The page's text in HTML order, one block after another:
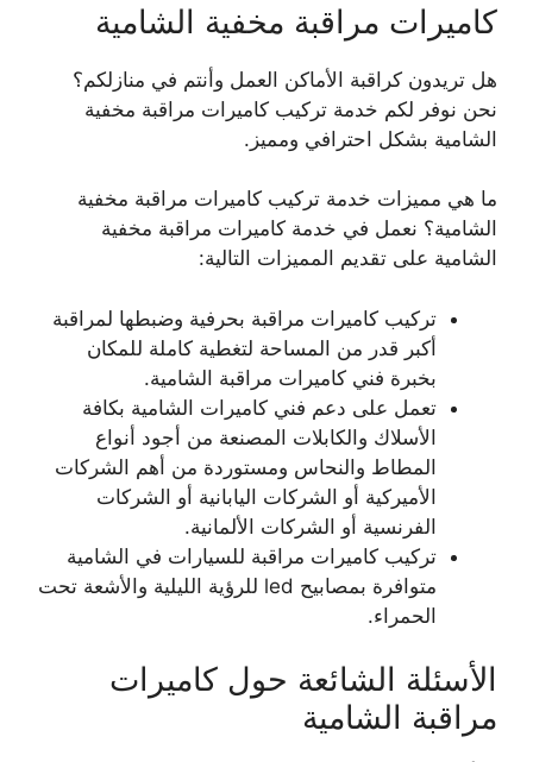
كاميرات مراقبة مخفية الشامية
هل تريدون كراقبة الأماكن العمل وأنتم في منازلكم؟
نحن نوفر لكم خدمة تركيب كاميرات مراقبة مخفية
الشامية بشكل احترافي ومميز.
ما هي مميزات خدمة تركيب كاميرات مراقبة مخفية
الشامية؟ نعمل في خدمة كاميرات مراقبة مخفية
الشامية على تقديم المميزات التالية:
تركيب كاميرات مراقبة بحرفية وضبطها لمراقبة
أكبر قدر من المساحة لتغطية كاملة للمكان
بخبرة فني كاميرات مراقبة الشامية.
تعمل على دعم فني كاميرات الشامية بكافة
الأسلاك والكابلات المصنعة من أجود أنواع
المطاط والنحاس ومستوردة من أهم الشركات
الأميركية أو الشركات اليابانية أو الشركات
الفرنسية أو الشركات الألمانية.
تركيب كاميرات مراقبة للسيارات في الشامية
متوافرة بمصابيح led للرؤية الليلية والأشعة تحت
الحمراء.
الأسئلة الشائعة حول كاميرات
مراقبة الشامية